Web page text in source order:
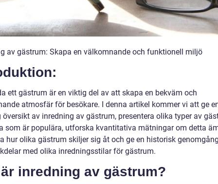
av gästrum: Skapa en välkomnande och funktionell miljö
ett gästrum är en viktig del av att skapa en bekväm och
atmosfär för besökare. I denna artikel kommer vi att ge
översikt av inredning av gästrum, presentera olika typer av
som är populära, utforska kvantitativa mätningar om detta
hur olika gästrum skiljer sig åt och ge en historisk
med olika inredningsstilar för gästrum.
inredning av gästrum?